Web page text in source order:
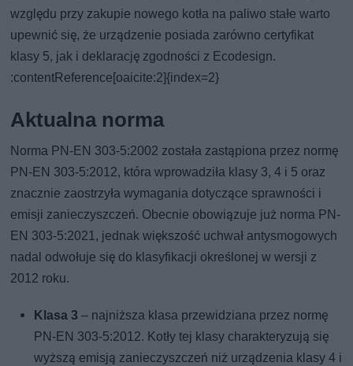
względu przy zakupie nowego kotła na paliwo stałe warto
upewnić się, że urządzenie posiada zarówno certyfikat
klasy 5, jak i deklarację zgodności z Ecodesign.
:contentReference[oaicite:2]{index=2}
Aktualna norma
Norma PN-EN 303-5:2002 została zastąpiona przez normę
PN-EN 303-5:2012, która wprowadziła klasy 3, 4 i 5 oraz
znacznie zaostrzyła wymagania dotyczące sprawności i
emisji zanieczyszczeń. Obecnie obowiązuje już norma PN-
EN 303-5:2021, jednak większość uchwał antysmogowych
nadal odwołuje się do klasyfikacji określonej w wersji z
2012 roku.
Klasa 3 – najniższa klasa przewidziana przez normę
PN-EN 303-5:2012. Kotły tej klasy charakteryzują się
wyższą emisją zanieczyszczeń niż urządzenia klasy 4 i